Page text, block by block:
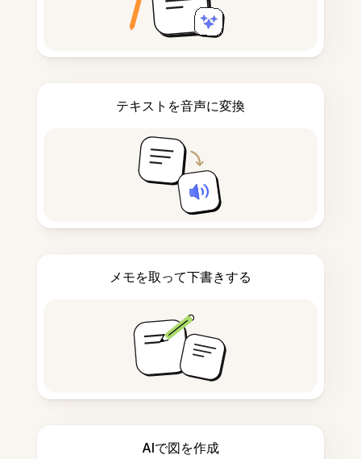
テキストを音声に変換
メモを取って下書きする
AIで図を作成